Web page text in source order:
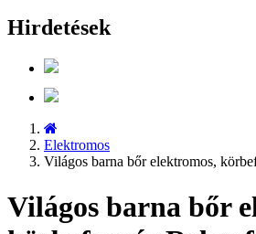
Hirdetések
Elektromos
Világos barna bőr elektromos,
Világos barna bőr